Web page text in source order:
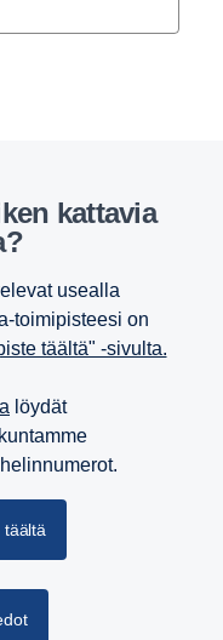
usealla
toimipisteesi on
täältä" -sivulta.
löydät
täältä